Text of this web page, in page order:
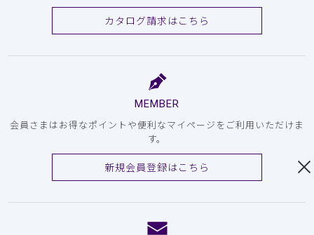
カタログ請求はこちら
MEMBER
会員さまはお得なポイントや便利なマイページをご利用いただけま
す。
新規会員登録はこちら